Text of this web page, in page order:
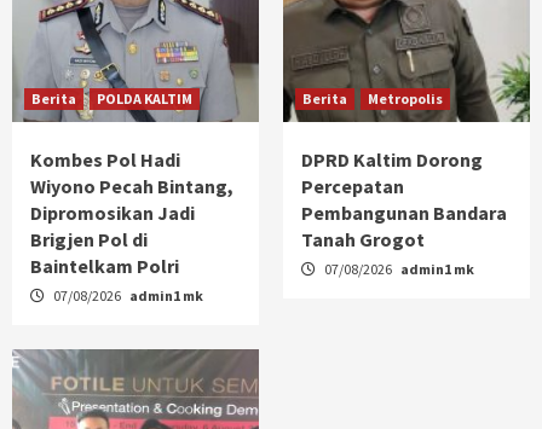
Berita POLDA KALTIM
Kombes Pol Hadi
Wiyono Pecah Bintang,
Dipromosikan Jadi
Brigjen Pol di
Baintelkam Polri
07/08/2026 admin1 mk
Berita Metropolis
DPRD Kaltim Dorong
Percepatan
Pembangunan Bandara
Tanah Grogot
07/08/2026 admin1 mk